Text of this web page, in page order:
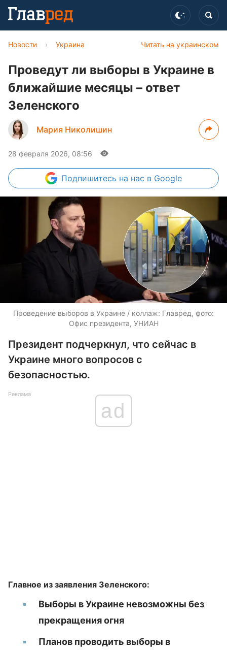
Читать на украинском
Новости › Украина
Проведут ли выборы в Украине в
ближайшие месяцы – ответ
Зеленского
Мария Николишин
28 февраля 2026, 08:56
Подпишитесь на нас в Google
Проведение выборов в Украине / коллаж: Главред, фото:
Офис президента, УНИАН
Президент подчеркнул, что сейчас в
Украине много вопросов с
безопасностью.
Реклама
ad
Главное из заявления Зеленского:
Выборы в Украине невозможны без
прекращения огня
Планов проводить выборы в